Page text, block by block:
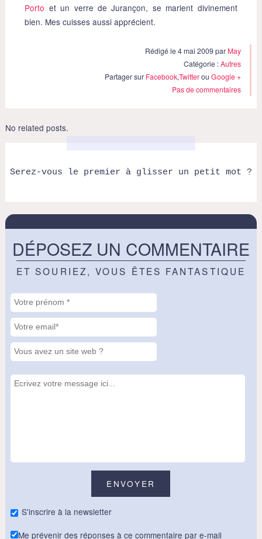
Porto et un verre de Jurançon, se marient divinement
bien. Mes cuisses aussi apprécient.
Rédigé le 4 mai 2009 par May
Catégorie :Autres
Partager sur Facebook,TwitterouGoogle +
Pas de commentaires
No related posts.
Serez-vous le premier à glisser un petit mot ?
DÉPOSEZ UN COMMENTAIRE
ET SOURIEZ, VOUS ÊTES FANTASTIQUE
S'inscrire à la newsletter
Me prévenir des réponses à ce commentaire par e-mail